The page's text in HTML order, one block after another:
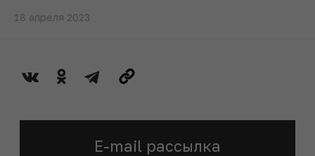
18 апреля 2023
E-mail рассылка